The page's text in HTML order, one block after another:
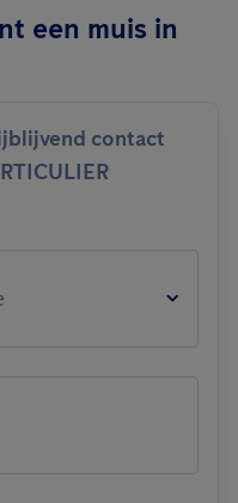
een muis in
contact